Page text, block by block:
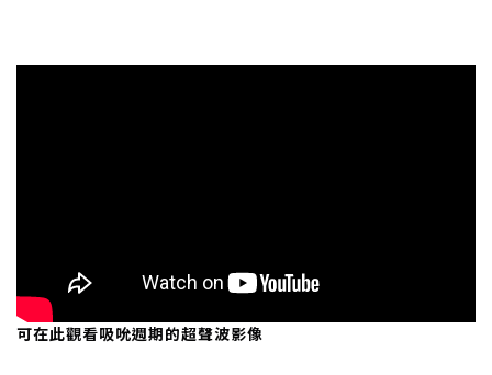
可在此觀看吸吮週期的超聲波影像